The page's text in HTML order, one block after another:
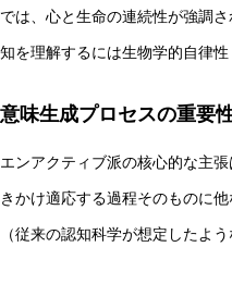
では、心と生命の連続性が強調
知を理解するには生物学的自律
意味生成プロセスの重要
エンアクティブ派の核心的な主
きかけ適応する過程そのものに
（従来の認知科学が想定したよ